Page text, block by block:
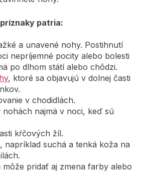
patria:
a unavené nohy. Postihnutí
nepríjemné pocity alebo bolesti
po dlhom státí alebo chôdzi.
, ktoré sa objavujú v dolnej časti
v chodidlách.
nohách najmä v noci, keď sú
kŕčových žíl.
napríklad suchá a tenká koža na
môže pridať aj zmena farby alebo